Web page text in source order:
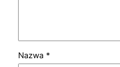
Nazwa *